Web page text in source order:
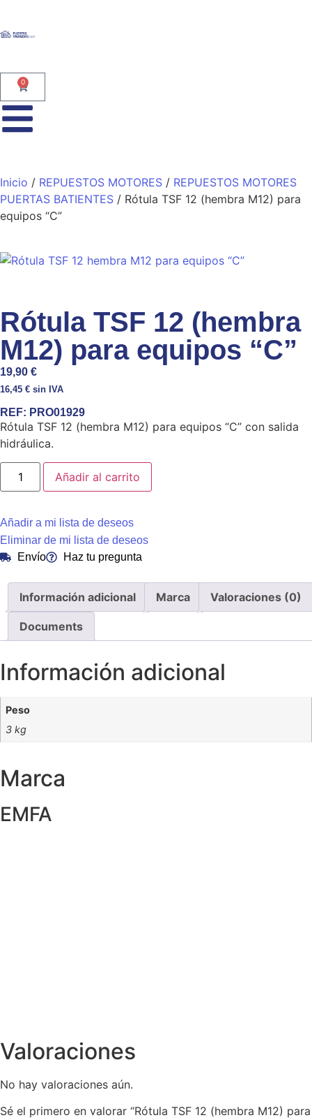
0
Inicio / REPUESTOS MOTORES / REPUESTOS MOTORES
PUERTAS BATIENTES / Rótula TSF 12 (hembra M12) para
equipos “C”
Rótula TSF 12 (hembra
M12) para equipos “C”
19,90 €
16,45 € sin IVA
REF: PRO01929
Rótula TSF 12 (hembra M12) para equipos “C” con salida
hidráulica.
Añadir al carrito
Añadir a mi lista de deseos
Eliminar de mi lista de deseos
Envío
Haz tu pregunta
Información adicional Marca Valoraciones (0)
Documents
Información adicional
Peso
3 kg
Marca
EMFA
Valoraciones
No hay valoraciones aún.
Sé el primero en valorar “Rótula TSF 12 (hembra M12) para